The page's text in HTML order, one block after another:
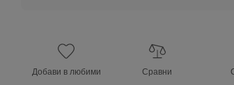
Добави в любими Сравни